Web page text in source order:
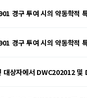
경구 투여 시의 약동학적
경구 투여 시의 약동학적
상자에서 DWC202012 및